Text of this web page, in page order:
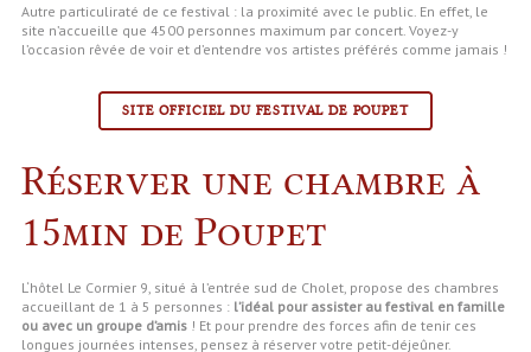
Autre particuliraté de ce festival : la proximité avec le public. En effet, le
site n’accueille que 4500 personnes maximum par concert. Voyez-y
l’occasion rêvée de voir et d’entendre vos artistes préférés comme jamais !
SITE OFFICIEL DU FESTIVAL DE POUPET
Réserver une chambre à
15min de Poupet
L‘hôtel Le Cormier 9, situé à l’entrée sud de Cholet, propose des chambres
accueillant de 1 à 5 personnes : l’idéal pour assister au festival en famille
ou avec un groupe d’amis ! Et pour prendre des forces afin de tenir ces
longues journées intenses, pensez à réserver votre petit-déjeûner.